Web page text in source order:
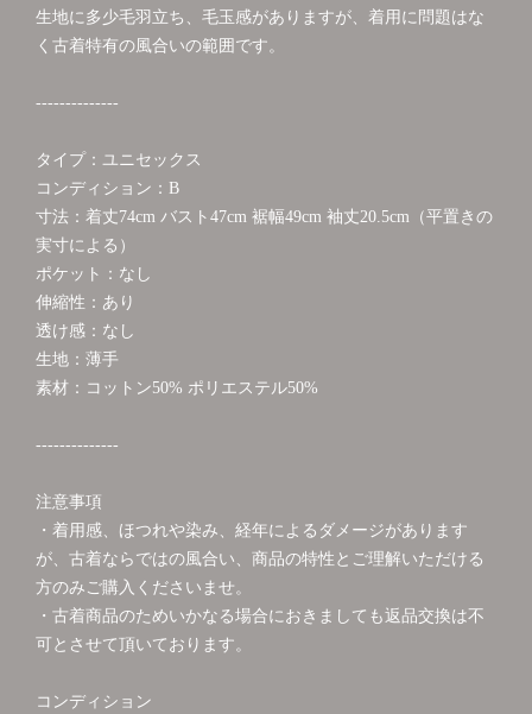
生地に多少毛羽立ち、毛玉感がありますが、着用に問題はな
く古着特有の風合いの範囲です。
--------------
タイプ：ユニセックス
コンディション：B
寸法：着丈74cm バスト47cm 裾幅49cm 袖丈20.5cm（平置きの
実寸による）
ポケット：なし
伸縮性：あり
透け感：なし
生地：薄手
素材：コットン50% ポリエステル50%
--------------
注意事項
・着用感、ほつれや染み、経年によるダメージがあります
が、古着ならではの風合い、商品の特性とご理解いただける
方のみご購入くださいませ。
・古着商品のためいかなる場合におきましても返品交換は不
可とさせて頂いております。
コンディション